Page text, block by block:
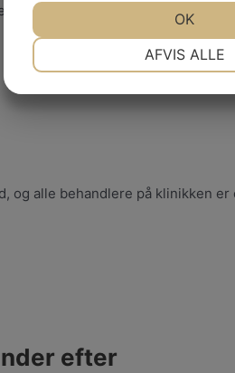
maskiner fra Alma Lasers, som
og alle behandlere på klinikken
efter
AFVIS ALLE
OK